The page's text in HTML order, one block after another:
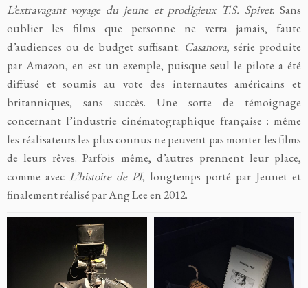
L’extravagant voyage du jeune et prodigieux T.S. Spivet. Sans
oublier les films que personne ne verra jamais, faute
d’audiences ou de budget suffisant. Casanova, série produite
par Amazon, en est un exemple, puisque seul le pilote a été
diffusé et soumis au vote des internautes américains et
britanniques, sans succès. Une sorte de témoignage
concernant l’industrie cinématographique française : même
les réalisateurs les plus connus ne peuvent pas monter les films
de leurs rêves. Parfois même, d’autres prennent leur place,
comme avec L’histoire de PI, longtemps porté par Jeunet et
finalement réalisé par Ang Lee en 2012.